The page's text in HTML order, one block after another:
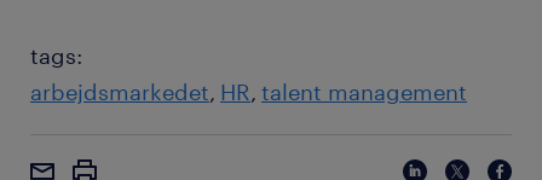
tags:
arbejdsmarkedet HR talent management